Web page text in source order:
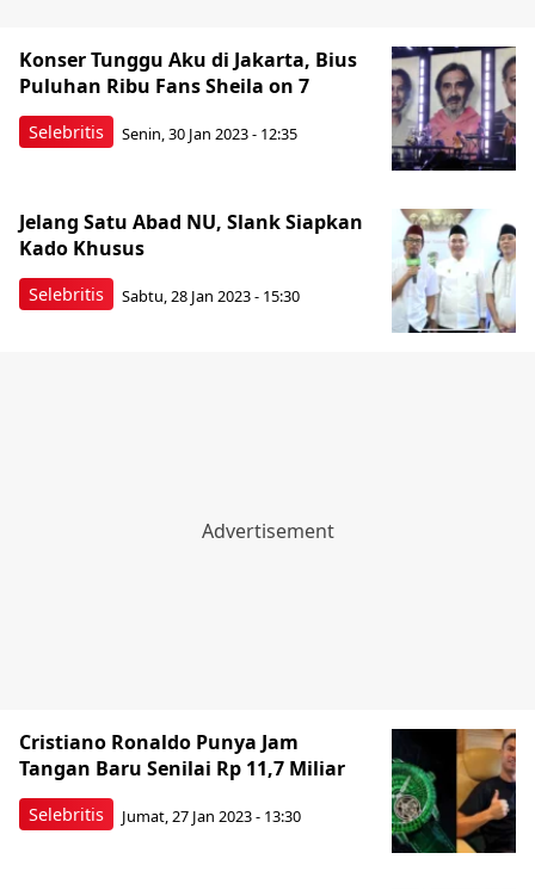
Selebritis
Konser Tunggu Aku di Jakarta, Bius
Puluhan Ribu Fans Sheila on 7
Senin, 30 Jan 2023 - 12:35
Selebritis
Jelang Satu Abad NU, Slank Siapkan
Kado Khusus
Sabtu, 28 Jan 2023 - 15:30
Selebritis
Cristiano Ronaldo Punya Jam
Tangan Baru Senilai Rp 11,7 Miliar
Jumat, 27 Jan 2023 - 13:30